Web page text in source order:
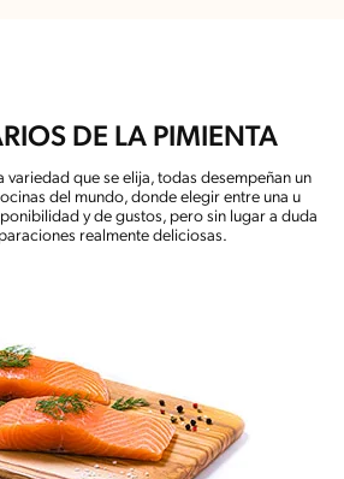
DE LA PIMIENTA
variedad que se elija, todas desempeñan un
del mundo, donde elegir entre una u
y de gustos, pero sin lugar a duda
realmente deliciosas.